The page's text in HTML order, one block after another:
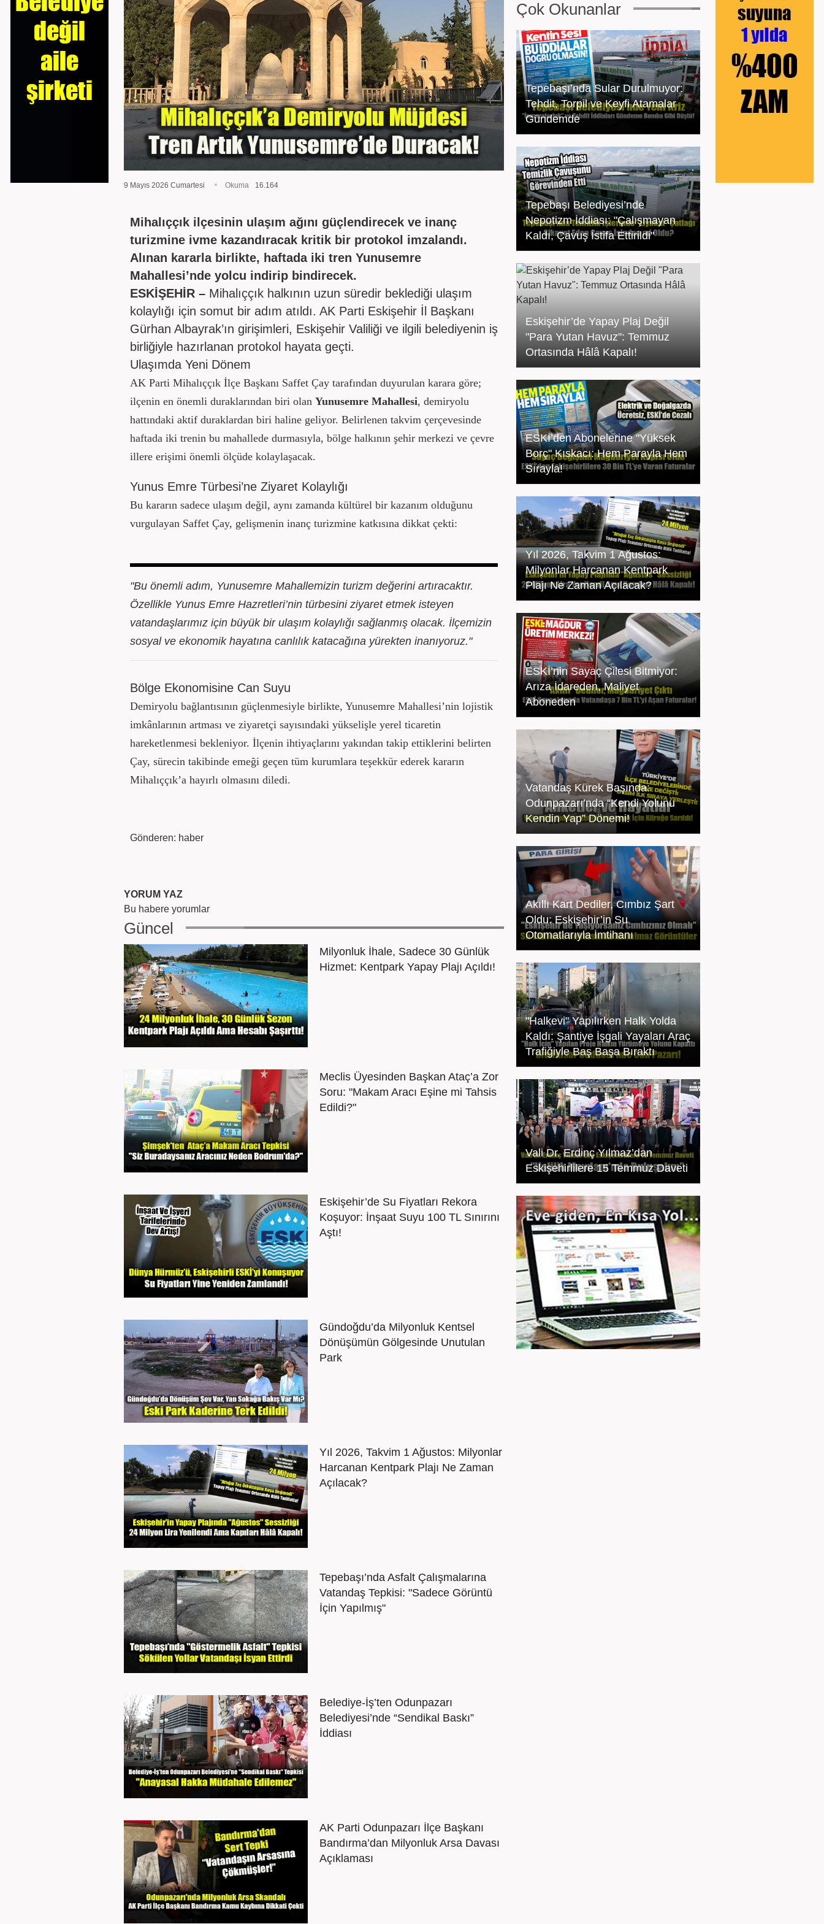
9 Mayıs 2026 Cumartesi Okuma 16.164
Mihalıççık ilçesinin ulaşım ağını güçlendirecek ve inanç
turizmine ivme kazandıracak kritik bir protokol imzalandı.
Alınan kararla birlikte, haftada iki tren Yunusemre
Mahallesi’nde yolcu indirip bindirecek.
ESKİŞEHİR – Mihalıççık halkının uzun süredir beklediği ulaşım
kolaylığı için somut bir adım atıldı. AK Parti Eskişehir İl Başkanı
Gürhan Albayrak’ın girişimleri, Eskişehir Valiliği ve ilgili belediyenin iş
birliğiyle hazırlanan protokol hayata geçti.
Ulaşımda Yeni Dönem
AK Parti Mihalıççık İlçe Başkanı Saffet Çay tarafından duyurulan karara göre;
ilçenin en önemli duraklarından biri olan Yunusemre Mahallesi, demiryolu
hattındaki aktif duraklardan biri haline geliyor. Belirlenen takvim çerçevesinde
haftada iki trenin bu mahallede durmasıyla, bölge halkının şehir merkezi ve çevre
illere erişimi önemli ölçüde kolaylaşacak.
Yunus Emre Türbesi’ne Ziyaret Kolaylığı
Bu kararın sadece ulaşım değil, aynı zamanda kültürel bir kazanım olduğunu
vurgulayan Saffet Çay, gelişmenin inanç turizmine katkısına dikkat çekti:
"Bu önemli adım, Yunusemre Mahallemizin turizm değerini artıracaktır.
Özellikle Yunus Emre Hazretleri’nin türbesini ziyaret etmek isteyen
vatandaşlarımız için büyük bir ulaşım kolaylığı sağlanmış olacak. İlçemizin
sosyal ve ekonomik hayatına canlılık katacağına yürekten inanıyoruz."
Bölge Ekonomisine Can Suyu
Demiryolu bağlantısının güçlenmesiyle birlikte, Yunusemre Mahallesi’nin lojistik
imkânlarının artması ve ziyaretçi sayısındaki yükselişle yerel ticaretin
hareketlenmesi bekleniyor. İlçenin ihtiyaçlarını yakından takip ettiklerini belirten
Çay, sürecin takibinde emeği geçen tüm kurumlara teşekkür ederek kararın
Mihalıççık’a hayırlı olmasını diledi.
Gönderen: haber
YORUM YAZ
Bu habere yorumlar
Güncel
Milyonluk İhale, Sadece 30 Günlük
Hizmet: Kentpark Yapay Plajı Açıldı!
Meclis Üyesinden Başkan Ataç’a Zor
Soru: "Makam Aracı Eşine mi Tahsis
Edildi?"
Eskişehir’de Su Fiyatları Rekora
Koşuyor: İnşaat Suyu 100 TL Sınırını
Aştı!
Gündoğdu’da Milyonluk Kentsel
Dönüşümün Gölgesinde Unutulan
Park
Yıl 2026, Takvim 1 Ağustos: Milyonlar
Harcanan Kentpark Plajı Ne Zaman
Açılacak?
Tepebaşı’nda Asfalt Çalışmalarına
Vatandaş Tepkisi: "Sadece Görüntü
İçin Yapılmış"
Belediye-İş’ten Odunpazarı
Belediyesi’nde “Sendikal Baskı”
İddiası
AK Parti Odunpazarı İlçe Başkanı
Bandırma’dan Milyonluk Arsa Davası
Açıklaması
Çok Okunanlar
Tepebaşı’nda Sular Durulmuyor:
Tehdit, Torpil ve Keyfi Atamalar
Gündemde
Tepebaşı Belediyesi’nde
Nepotizm İddiası: "Çalışmayan
Kaldı, Çavuş İstifa Ettirildi"
Eskişehir’de Yapay Plaj Değil
"Para Yutan Havuz": Temmuz
Ortasında Hâlâ Kapalı!
ESKİ’den Abonelerine "Yüksek
Borç" Kıskacı: Hem Parayla Hem
Sırayla!
Yıl 2026, Takvim 1 Ağustos:
Milyonlar Harcanan Kentpark
Plajı Ne Zaman Açılacak?
ESKİ’nin Sayaç Çilesi Bitmiyor:
Arıza İdareden, Maliyet
Aboneden
Vatandaş Kürek Başında:
Odunpazarı’nda “Kendi Yolunu
Kendin Yap” Dönemi!
Akıllı Kart Dediler, Cımbız Şart
Oldu: Eskişehir’in Su
Otomatlarıyla İmtihanı
"Halkevi" Yapılırken Halk Yolda
Kaldı: Şantiye İşgali Yayaları Araç
Trafiğiyle Baş Başa Bıraktı
Vali Dr. Erdinç Yılmaz’dan
Eskişehirlilere 15 Temmuz Daveti